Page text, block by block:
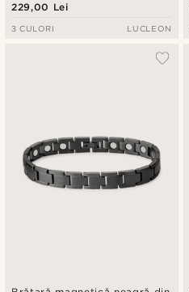
229,00 Lei
3 CULORI LUCLEON